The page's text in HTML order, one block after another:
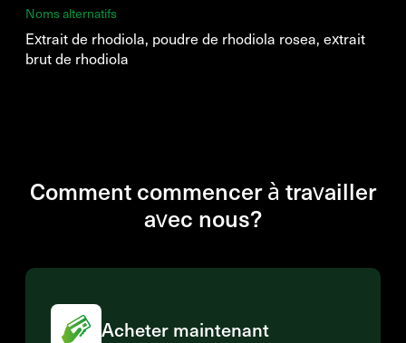
Noms alternatifs
Extrait de rhodiola, poudre de rhodiola rosea, extrait
brut de rhodiola
Comment commencer à travailler
avec nous?
Acheter maintenant